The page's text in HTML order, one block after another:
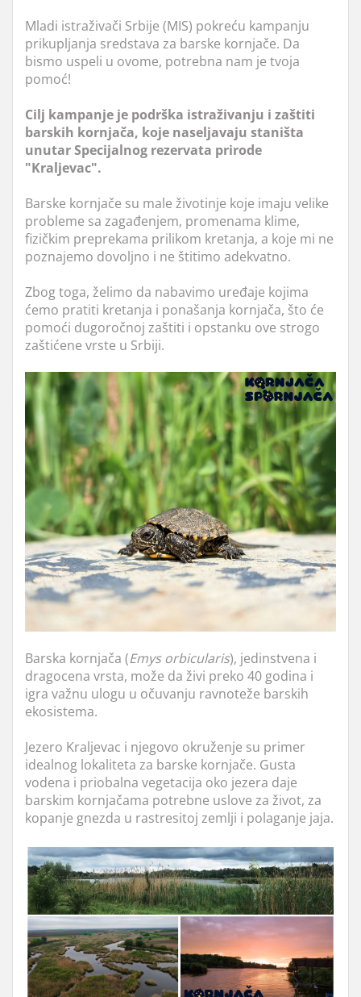
Mladi istraživači Srbije (MIS) pokreću kampanju
prikupljanja sredstava za barske kornjače. Da
bismo uspeli u ovome, potrebna nam je tvoja
pomoć!
Cilj kampanje je podrška istraživanju i zaštiti
barskih kornjača, koje naseljavaju staništa
unutar Specijalnog rezervata prirode
"Kraljevac".
Barske kornjače su male životinje koje imaju velike
probleme sa zagađenjem, promenama klime,
fizičkim preprekama prilikom kretanja, a koje mi ne
poznajemo dovoljno i ne štitimo adekvatno.
Zbog toga, želimo da nabavimo uređaje kojima
ćemo pratiti kretanja i ponašanja kornjača, što će
pomoći dugoročnoj zaštiti i opstanku ove strogo
zaštićene vrste u Srbiji.
Barska kornjača (Emys orbicularis), jedinstvena i
dragocena vrsta, može da živi preko 40 godina i
igra važnu ulogu u očuvanju ravnoteže barskih
ekosistema.
Jezero Kraljevac i njegovo okruženje su primer
idealnog lokaliteta za barske kornjače. Gusta
vodena i priobalna vegetacija oko jezera daje
barskim kornjačama potrebne uslove za život, za
kopanje gnezda u rastresitoj zemlji i polaganje jaja.